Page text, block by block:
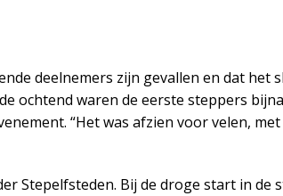
deelnemers zijn gevallen en dat het
ochtend waren de eerste steppers
“Het was afzien voor velen, met
Stepelfsteden. Bij de droge start in de